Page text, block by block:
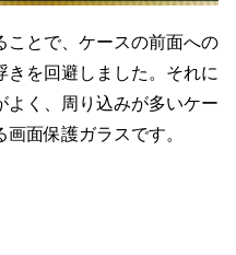
ことで、ケースの前面への
きを回避しました。それに
よく、周り込みが多いケー
面保護ガラスです。